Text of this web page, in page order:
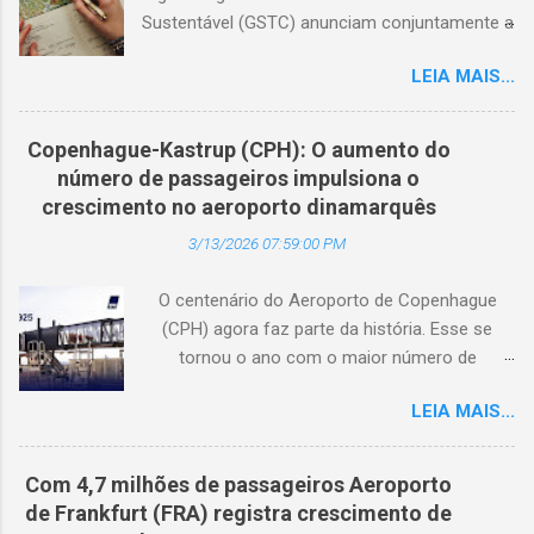
Sustentável (GSTC) anunciam conjuntamente a
para a Coreia do Sul, com suporte completo
em coreano. (Arquivo © BlogTurS) Este marco
surge no momento em que a Academia celebra
seu primeiro aniversário e ultrapassa a marca
de 3.000 usuários cadastrados, dando
continuidade à sua missão de apoiar
profissionais da hotelaria em toda a região,
sobre turismo mais sustentável, com base no
Padrão Hoteleiro GSTC. Desde o seu
lançamento, há um ano, a Academia de
recurso para profissionais da hotelaria que
buscam promover práticas sustentáveis ​​em
toda a Ásia. Com a disponibilidade agora em
coreano, a Academia fortalece ainda mais sua
LEIA MAIS...
Copenhague-Kastrup (CPH): O aumento do
número de passageiros impulsiona o
crescimento no aeroporto dinamarquês
3/13/2026 07:59:00 PM
O centenário do Aeroporto de Copenhague
(CPH) agora faz parte da história. Esse se
tornou o ano com o maior número de
houve conexões aéreas melhores entre a
Dinamarca e o mundo, e isso é positivo para a
sociedade como um todo. (© Copenhague
Airports) O número de viajantes nunca foi tão
alto no Aeroporto de Copenhague (CPH). Um
LEIA MAIS...
Com 4,7 milhões de passageiros Aeroporto
de Frankfurt (FRA) registra crescimento de